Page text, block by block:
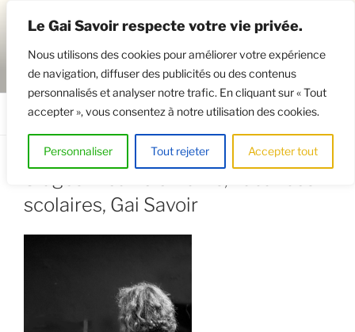
Le Gai Savoir respecte votre vie privée.
Nous utilisons des cookies pour améliorer votre expérience
de navigation, diffuser des publicités ou des contenus
personnalisés et analyser notre trafic. En cliquant sur « Tout
accepter », vous consentez à notre utilisation des cookies.
Personnaliser Tout rejeter Accepter tout
contenu
principal
GAISAVOIR
Osez le théâtre !
Menu
scolaires, Gai Savoir